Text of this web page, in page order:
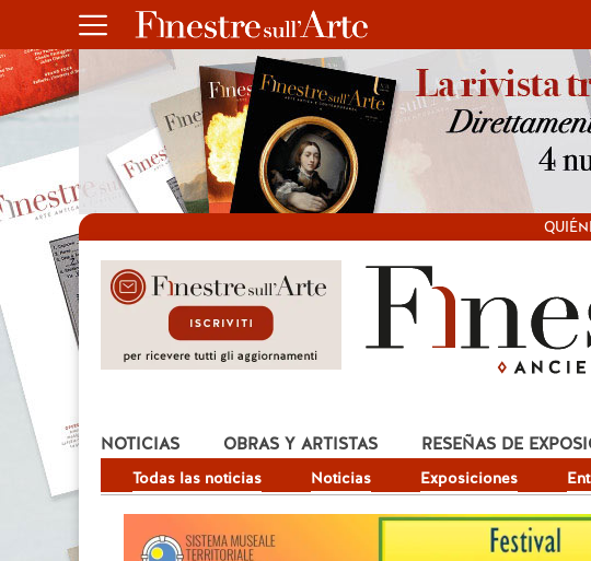
NOTICIAS
Todas las noticias Noticias Exposiciones
OBRAS Y ARTISTAS RESEÑAS DE